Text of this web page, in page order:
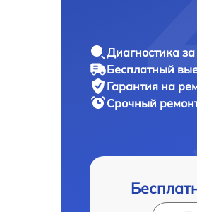
Диагностика
Бесплатный
Гарантия на
Срочный